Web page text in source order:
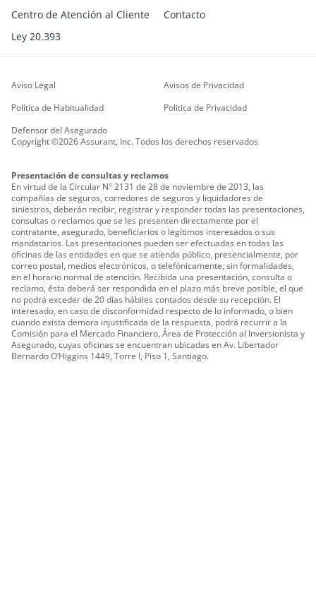
Centro de Atención al Cliente
Contacto
Ley 20.393
Copyright ©2026 Assurant, Inc. Todos los derechos reservados
Aviso Legal
Avisos de Privacidad
Política de Habitualidad
Politica de Privacidad
Defensor del Asegurado
Presentación de consultas y reclamos
En virtud de la Circular N° 2131 de 28 de noviembre de 2013, las
compañías de seguros, corredores de seguros y liquidadores de
siniestros, deberán recibir, registrar y responder todas las presentaciones,
consultas o reclamos que se les presenten directamente por el
contratante, asegurado, beneficiarios o legítimos interesados o sus
mandatarios. Las presentaciones pueden ser efectuadas en todas las
oficinas de las entidades en que se atienda público, presencialmente, por
correo postal, medios electrónicos, o telefónicamente, sin formalidades,
en el horario normal de atención. Recibida una presentación, consulta o
reclamo, ésta deberá ser respondida en el plazo más breve posible, el que
no podrá exceder de 20 días hábiles contados desde su recepción. El
interesado, en caso de disconformidad respecto de lo informado, o bien
cuando exista demora injustificada de la respuesta, podrá recurrir a la
Comisión para el Mercado Financiero, Área de Protección al Inversionista y
Asegurado, cuyas oficinas se encuentran ubicadas en Av. Libertador
Bernardo O’Higgins 1449, Torre I, Piso 1, Santiago.